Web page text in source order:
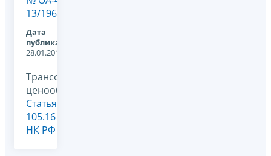
13/19652@
Дата
публикации:
28.01.2014
Трансфертное
ценообразование,
Статья
105.16
НК РФ